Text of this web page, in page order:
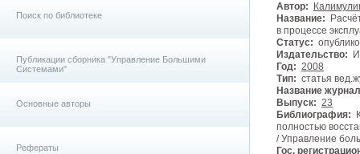
Поиск по библиотеке
Публикации сборника "Управление Большими
Системами"
Основные авторы
Рефераты
Автор:
Название:
в процессе
Статус:
Издательство:
Год: 2008
Тип: статья
Название
Выпуск: 23
Библиография:
полностью
/ Управление
Гос.